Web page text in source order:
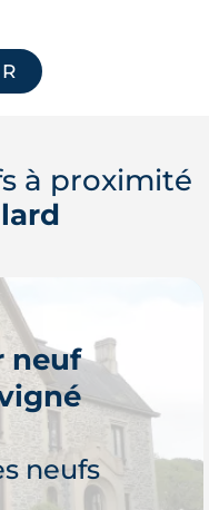
à proximité
neuf
neufs